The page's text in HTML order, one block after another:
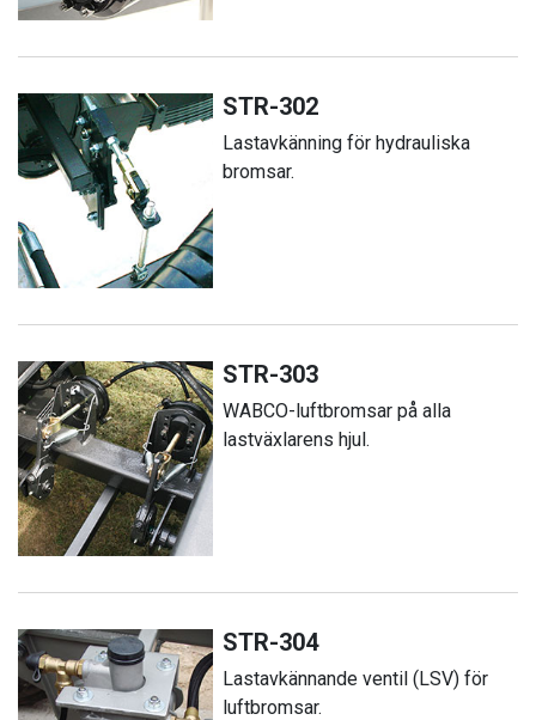
STR-302
Lastavkänning för hydrauliska
bromsar.
STR-303
WABCO-luftbromsar på alla
lastväxlarens hjul.
STR-304
Lastavkännande ventil (LSV) för
luftbromsar.